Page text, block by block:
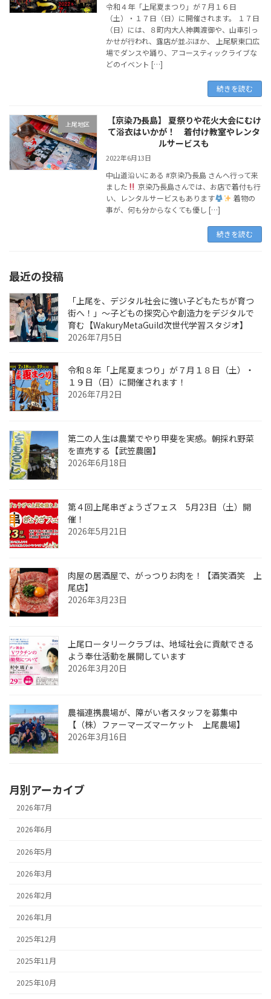
令和４年「上尾夏まつり」が７月１６日
（土）・１７日（日）に開催されます。 １７日
（日）には、８町内大人神輿渡御や、山車引っ
かせが行われ、露店が並ぶほか、 上尾駅東口広
場でダンスや踊り、アコースティックライブな
どのイベント […]
続きを読む
上尾地区
【京染乃長島】 夏祭りや花火大会にむけ
て浴衣はいかが！ 着付け教室やレンタ
ルサービスも
2022年6月13日
中山道沿いにある #京染乃長島 さんへ行って来
ました
京染乃長島さんでは、お店で着付も行
い、レンタルサービスもあります
着物の
事が、何も分からなくても優し […]
続きを読む
最近の投稿
「上尾を、デジタル社会に強い子どもたちが育つ
街へ！」〜子どもの探究心や創造力をデジタルで
育む【WakuryMetaGuild次世代学習スタジオ】
2026年7月5日
令和８年「上尾夏まつり」が７月１８日（土）・
１９日（日）に開催されます！
2026年7月2日
第二の人生は農業でやり甲斐を実感。朝採れ野菜
を直売する【武笠農園】
2026年6月18日
第４回上尾串ぎょうざフェス 5月23日（土）開
催！
2026年5月21日
肉屋の居酒屋で、がっつりお肉を！【酒笑酒笑 上
尾店】
2026年3月23日
上尾ロータリークラブは、地域社会に貢献できる
よう奉仕活動を展開しています
2026年3月20日
農福連携農場が、障がい者スタッフを募集中
【（株）ファーマーズマーケット 上尾農場】
2026年3月16日
月別アーカイブ
2026年7月
2026年6月
2026年5月
2026年3月
2026年2月
2026年1月
2025年12月
2025年11月
2025年10月